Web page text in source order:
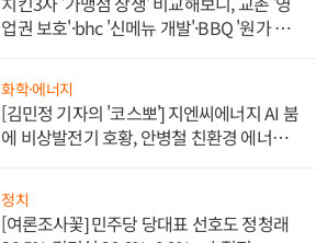
업권 보호'·bhc '신메뉴 개발'·BBQ '원가 부
화학·에너지
[김민정 기자의 '코스뽀'] 지엔씨에너지 AI 붐
에 비상발전기 호황, 안병철 친환경 에너지
정치
[여론조사꽃] 민주당 당대표 선호도 정청래